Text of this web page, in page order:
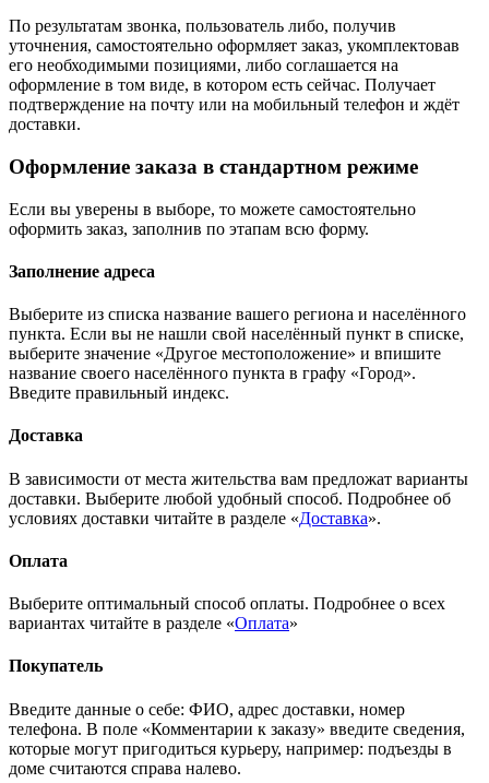
По результатам звонка, пользователь либо, получив
уточнения, самостоятельно оформляет заказ, укомплектовав
его необходимыми позициями, либо соглашается на
оформление в том виде, в котором есть сейчас. Получает
подтверждение на почту или на мобильный телефон и ждёт
доставки.
Оформление заказа в стандартном режиме
Если вы уверены в выборе, то можете самостоятельно
оформить заказ, заполнив по этапам всю форму.
Заполнение адреса
Выберите из списка название вашего региона и населённого
пункта. Если вы не нашли свой населённый пункт в списке,
выберите значение «Другое местоположение» и впишите
название своего населённого пункта в графу «Город».
Введите правильный индекс.
Доставка
В зависимости от места жительства вам предложат варианты
доставки. Выберите любой удобный способ. Подробнее об
условиях доставки читайте в разделе «Доставка».
Оплата
Выберите оптимальный способ оплаты. Подробнее о всех
вариантах читайте в разделе «Оплата»
Покупатель
Введите данные о себе: ФИО, адрес доставки, номер
телефона. В поле «Комментарии к заказу» введите сведения,
которые могут пригодиться курьеру, например: подъезды в
доме считаются справа налево.